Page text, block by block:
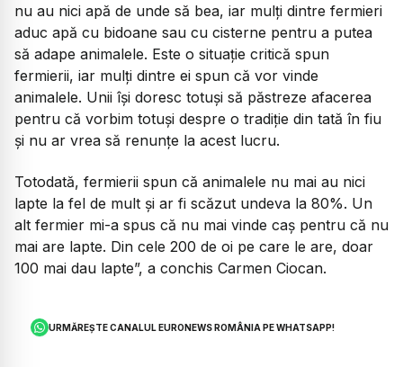
nu au nici apă de unde să bea, iar mulți dintre fermieri
aduc apă cu bidoane sau cu cisterne pentru a putea
să adape animalele. Este o situație critică spun
fermierii, iar mulți dintre ei spun că vor vinde
animalele. Unii își doresc totuși să păstreze afacerea
pentru că vorbim totuși despre o tradiție din tată în fiu
și nu ar vrea să renunțe la acest lucru.
Totodată, fermierii spun că animalele nu mai au nici
lapte la fel de mult și ar fi scăzut undeva la 80%. Un
alt fermier mi-a spus că nu mai vinde caș pentru că nu
mai are lapte. Din cele 200 de oi pe care le are, doar
100 mai dau lapte”, a conchis Carmen Ciocan.
URMĂREȘTE CANALUL EURONEWS ROMÂNIA PE WHATSAPP!